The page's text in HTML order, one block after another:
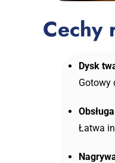
Cechy
Dysk
Gotowy
Łatwa